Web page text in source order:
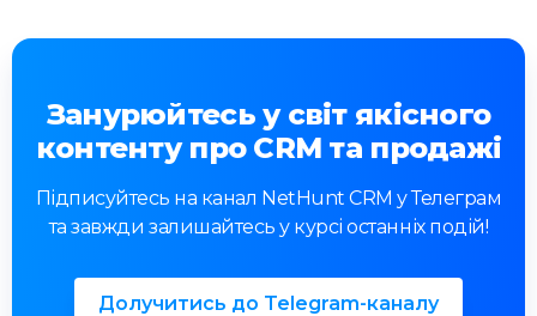
Занурюйтесь у світ якісного
контенту про CRM та продажі
Підписуйтесь на канал NetHunt CRM у Телеграм
та завжди залишайтесь у курсі останніх подій!
Долучитись до Telegram-каналу